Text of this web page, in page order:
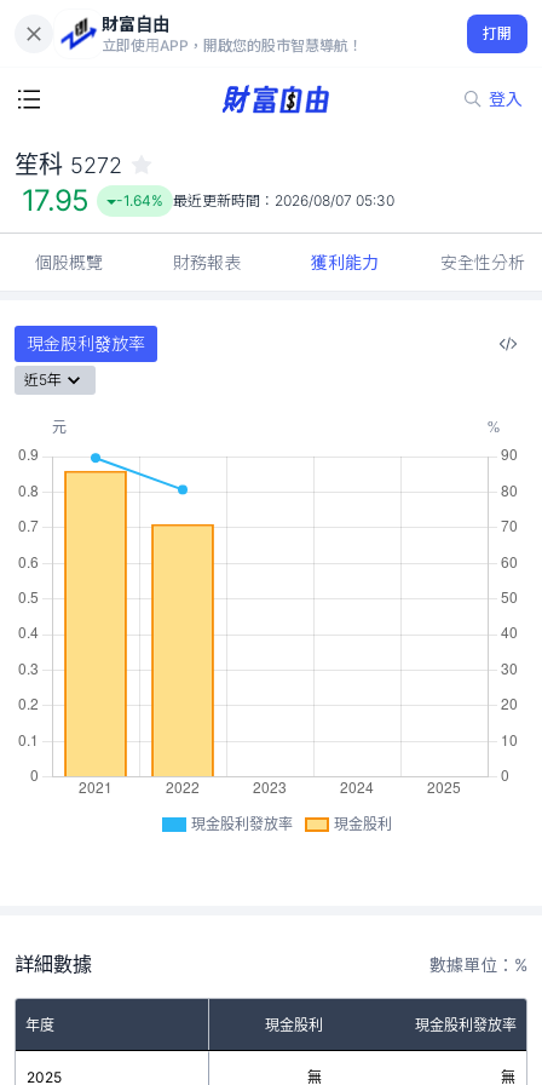
財富自由
立即使用APP，開啟您的股市智慧導航！
打開
登入
17.95
-1.64%
笙科 5272
17.95 -1.64% 最近更新時間： 2026/08/07 05:30
個股概覽 財務報表 獲利能力 安全性分析
現金股利發放率
近5年
現金股利發放率 現金股利
詳細數據 數據單位：%
年度 現金股利 現金股利發放率
2025 無 無